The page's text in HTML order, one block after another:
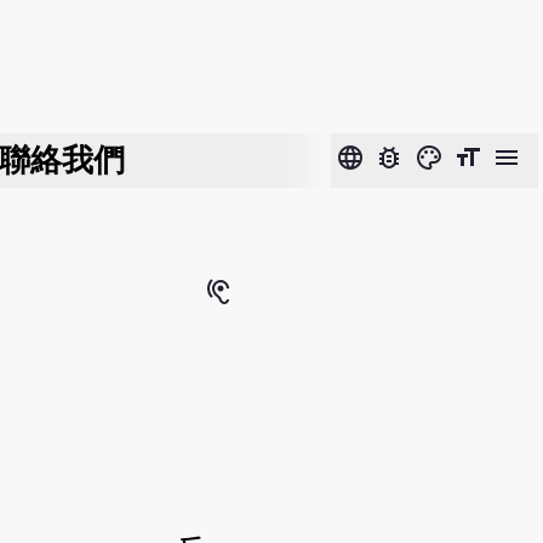
聯絡我們 language bug_report color_lens format_size menu
hearing